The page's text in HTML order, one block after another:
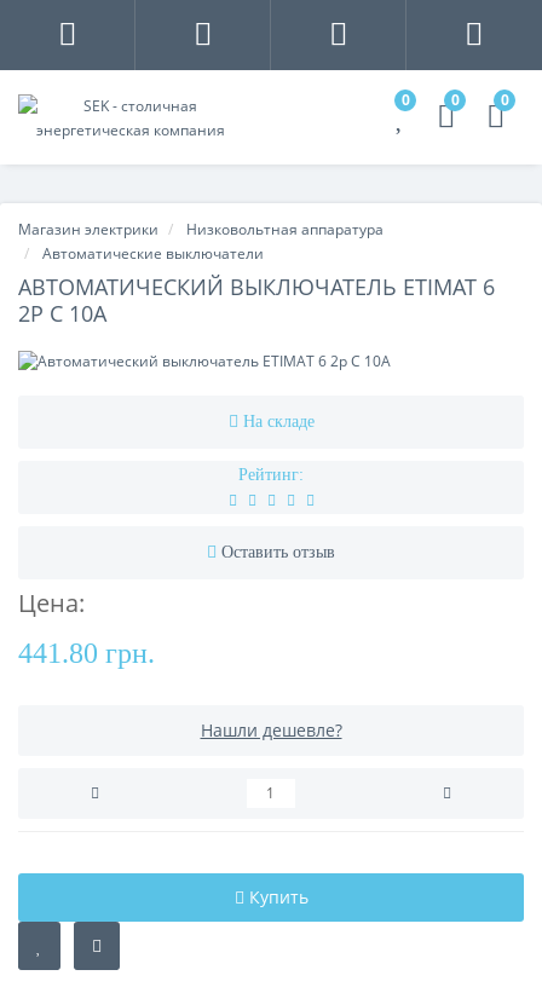
0 0 0
Магазин электрики
Низковольтная аппаратура
Автоматические выключатели
АВТОМАТИЧЕСКИЙ ВЫКЛЮЧАТЕЛЬ ETIMAT 6
2P С 10А
На складе
Рейтинг:
Оставить отзыв
Цена:
441.80 грн.
Нашли дешевле?
Купить